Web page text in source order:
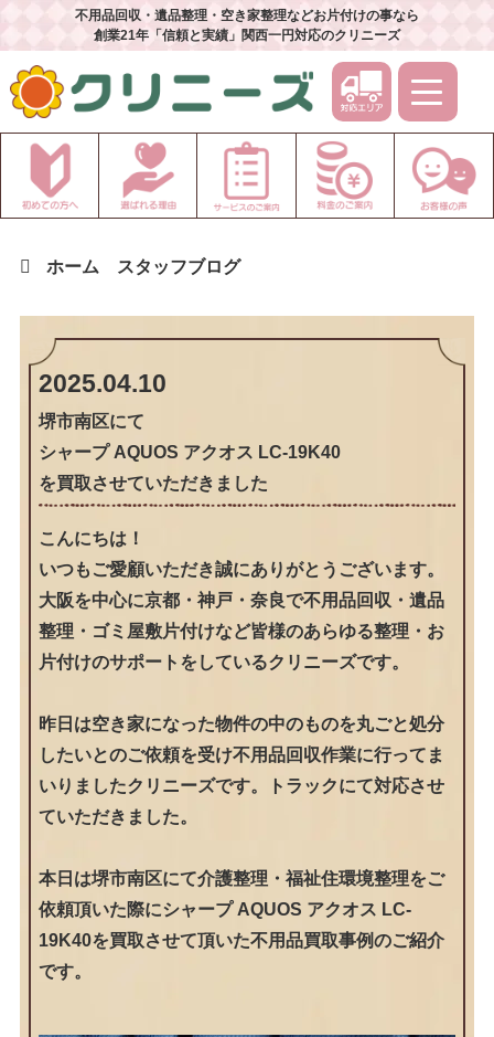
不用品回収・遺品整理・空き家整理などお片付けの事なら
創業21年「信頼と実績」関西一円対応のクリニーズ
ホーム スタッフブログ
2025.04.10
堺市南区にて
シャープ AQUOS アクオス LC-19K40
を買取させていただきました
こんにちは！
いつもご愛顧いただき誠にありがとうございます。
大阪を中心に京都・神戸・奈良で不用品回収・遺品
整理・ゴミ屋敷片付けなど皆様のあらゆる整理・お
片付けのサポートをしているクリニーズです。
昨日は空き家になった物件の中のものを丸ごと処分
したいとのご依頼を受け不用品回収作業に行ってま
いりましたクリニーズです。トラックにて対応させ
ていただきました。
本日は堺市南区にて介護整理・福祉住環境整理をご
依頼頂いた際にシャープ AQUOS アクオス LC-
19K40を買取させて頂いた不用品買取事例のご紹介
です。